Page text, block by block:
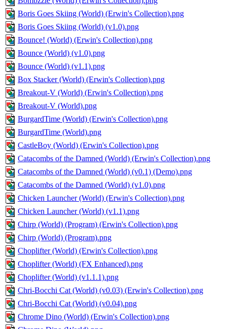
Boris Goes Skiing (World) (Erwin's Collection).png
Boris Goes Skiing (World) (v1.0).png
Bounce! (World) (Erwin's Collection).png
Bounce (World) (v1.0).png
Bounce (World) (v1.1).png
Box Stacker (World) (Erwin's Collection).png
Breakout-V (World) (Erwin's Collection).png
Breakout-V (World).png
BurgardTime (World) (Erwin's Collection).png
BurgardTime (World).png
CastleBoy (World) (Erwin's Collection).png
Catacombs of the Damned (World) (Erwin's Collection).png
Catacombs of the Damned (World) (v0.1) (Demo).png
Catacombs of the Damned (World) (v1.0).png
Chicken Launcher (World) (Erwin's Collection).png
Chicken Launcher (World) (v1.1).png
Chirp (World) (Program) (Erwin's Collection).png
Chirp (World) (Program).png
Choplifter (World) (Erwin's Collection).png
Choplifter (World) (FX Enhanced).png
Choplifter (World) (v1.1.1).png
Chri-Bocchi Cat (World) (v0.03) (Erwin's Collection).png
Chri-Bocchi Cat (World) (v0.04).png
Chrome Dino (World) (Erwin's Collection).png